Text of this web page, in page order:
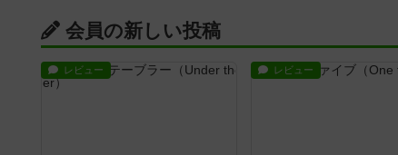
会員の新しい投稿
レビュー レビュー